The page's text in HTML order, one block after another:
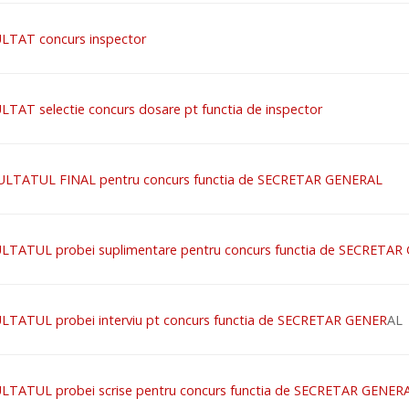
concurs inspector
selectie concurs dosare pt functia de inspector
FINAL pentru concurs functia de SECRETAR GENERAL
probei suplimentare pentru concurs functia de SECRETAR
probei interviu pt concurs functia de SECRETAR GENERAL
probei scrise pentru concurs functia de SECRETAR